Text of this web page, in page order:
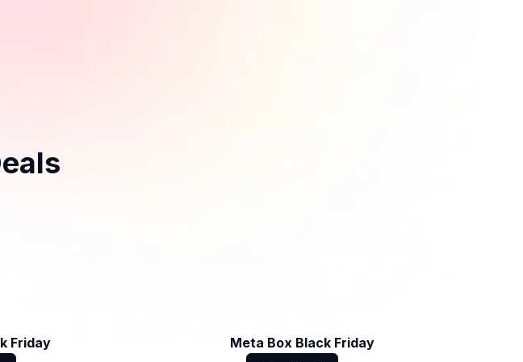
Friday
Meta Box Black Friday